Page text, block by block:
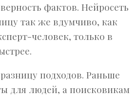
фактов. Нейросеть
так же вдумчиво, как
человек, только в
подходов. Раньше
для людей, а поисковикам